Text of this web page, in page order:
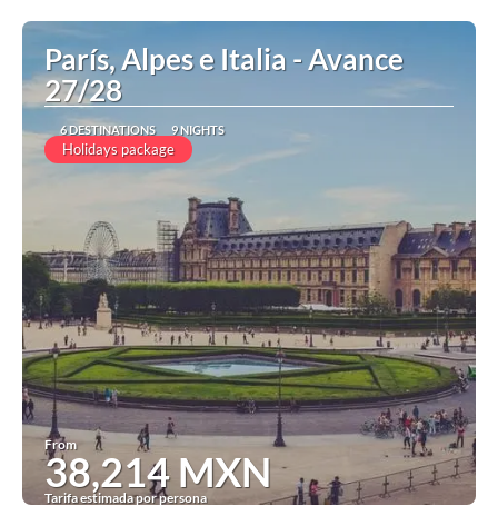
See
París, Alpes e Italia - Avance
27/28
6 DESTINATIONS 9 NIGHTS
Holidays package
From
38,214 MXN
Tarifa estimada por persona